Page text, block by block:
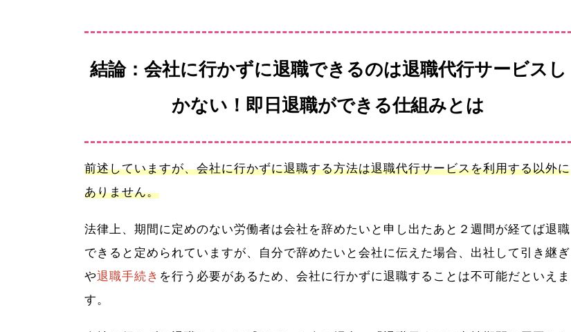
結論：会社に行かずに退職できるのは退職代行サービスし
かない！即日退職ができる仕組みとは
前述していますが、会社に行かずに退職する方法は退職代行サービスを利用する以外に
ありません。
法律上、期間に定めのない労働者は会社を辞めたいと申し出たあと２週間が経てば退職
できると定められていますが、自分で辞めたいと会社に伝えた場合、出社して引き継ぎ
や退職手続き を行う必要があるため、会社に行かずに退職することは不可能だといえま
す。